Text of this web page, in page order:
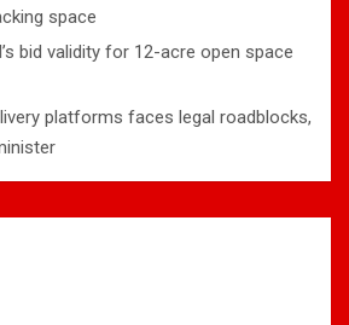
space
bid validity for 12-acre open space
platforms faces legal roadblocks,